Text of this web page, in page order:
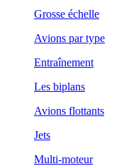
Grosse échelle
Avions par type
Entraînement
Les biplans
Avions flottants
Jets
Multi-moteur